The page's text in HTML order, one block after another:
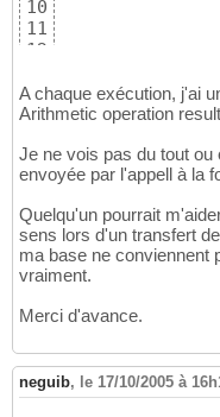
26
27
30
31
33
34
35
ByVal Sync
Public
ByVal
End
10
11
12
14
15
17
18
A chaque exécution, j'ai
Arithmetic operation
Je ne vois pas du tout
envoyée par l'appell à la
Quelqu'un pourrait
sens lors d'un transfert
ma base ne conviennent
vraiment.
Merci d'avance.
neguib, le 17/10/2005 à